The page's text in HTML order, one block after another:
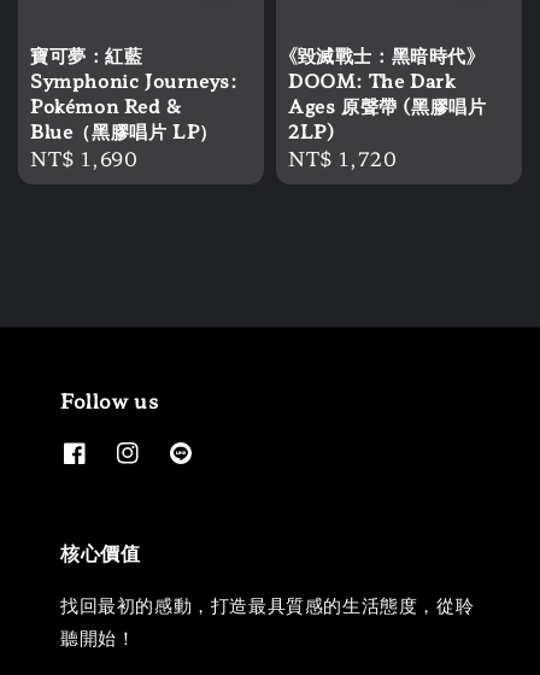
寶可夢：紅藍
Symphonic Journeys:
Pokémon Red &
Blue（黑膠唱片 LP）
Regular
price
NT$ 1,690
《毀滅戰士：黑暗時代》
DOOM: The Dark
Ages 原聲帶 (黑膠唱片
2LP)
Regular
price
NT$ 1,720
Follow us
核心價值
找回最初的感動，打造最具質感的生活態度，從聆
聽開始！